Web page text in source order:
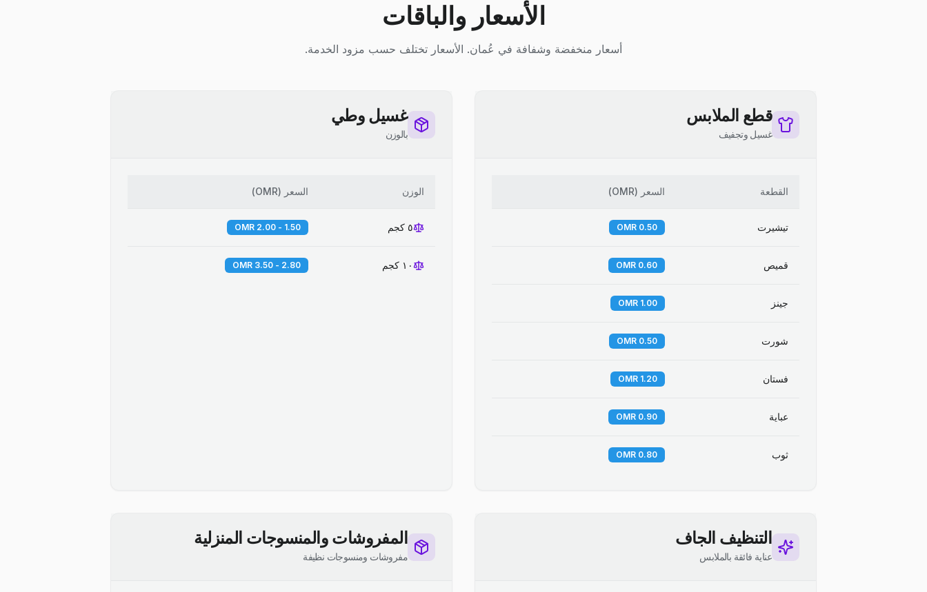
الأسعار والباقات
أسعار منخفضة وشفافة في عُمان. الأسعار تختلف حسب مزود الخدمة.
قطع الملابس
غسيل وتجفيف
القطعة السعر (
OMR
)
تيشيرت 0.50 OMR
قميص 0.60 OMR
جينز 1.00 OMR
شورت 0.50 OMR
فستان 1.20 OMR
عباية 0.90 OMR
ثوب 0.80 OMR
غسيل وطي
بالوزن
الوزن السعر (
OMR
)
٥ كجم 1.50 - 2.00 OMR
١٠ كجم 2.80 - 3.50 OMR
التنظيف الجاف
عناية فائقة بالملابس
المفروشات والمنسوجات المنزلية
مفروشات ومنسوجات نظيفة